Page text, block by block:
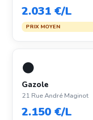
2.031 €/L
PRIX MOYEN
⚫
Gazole
21 Rue André Maginot
2.150 €/L